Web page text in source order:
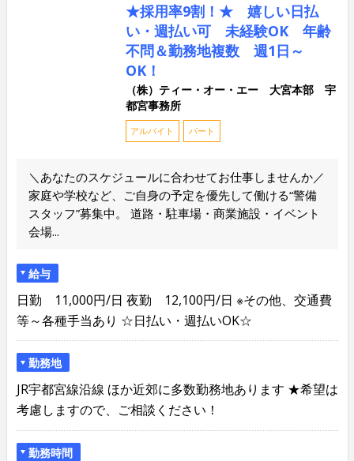
★採用率9割！★ 嬉しい日払
い・週払い可 未経験OK 年齢
不問＆勤務地複数 週1日～
OK！
（株）ティー・オー・エー 大宮本部 宇
都宮事務所
アルバイト パート
＼あなたのスケジュールに合わせてお仕事しませんか／
家庭や学校など、ご自身の予定を優先して働ける“警備
スタッフ”募集中。 道路・駐車場・商業施設・イベント
会場...
給与
日勤 11,000円/日 夜勤 12,100円/日 ※その他、交通費
等～各種手当あり ☆日払い・週払いOK☆
勤務地
JR宇都宮線沿線 ほか近郊に多数勤務地あります ★希望は
考慮しますので、ご相談ください！
勤務時間